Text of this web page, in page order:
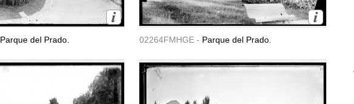
Parque del Prado. 02264FMHGE - Parque del Prado.